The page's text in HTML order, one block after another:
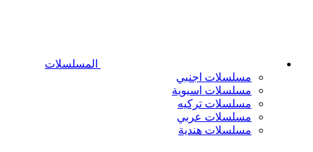
المسلسلات
مسلسلات اجنبي
مسلسلات اسيوية
مسلسلات تركيه
مسلسلات عربي
مسلسلات هندية